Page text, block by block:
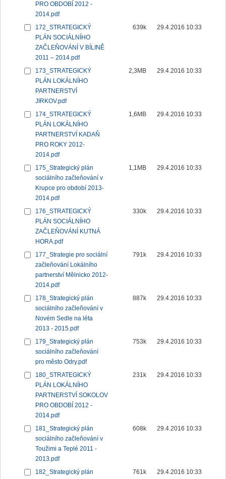
PRO OBDOBÍ 2012 -
2014.pdf
172_STRATEGICKÝ
PLÁN SOCIÁLNÍHO
ZAČLEŇOVÁNÍ V BÍLINĚ
2011 – 2014.pdf
639k 29.4.2016 10:33
173_STRATEGICKÝ
PLÁN LOKÁLNÍHO
PARTNERSTVÍ
JIRKOV.pdf
2,3MB 29.4.2016 10:33
174_STRATEGICKÝ
PLÁN LOKÁLNÍHO
PARTNERSTVÍ KADAŇ
PRO ROKY 2012-
2014.pdf
1,6MB 29.4.2016 10:33
175_Strategický plán
sociálního začleňování v
Krupce pro období 2013-
2014.pdf
1,1MB 29.4.2016 10:33
176_STRATEGICKÝ
PLÁN SOCIÁLNÍHO
ZAČLEŇOVÁNÍ KUTNÁ
HORA.pdf
330k 29.4.2016 10:33
177_Strategie pro sociální
začleňování Lokálního
partnerství Mělnicko 2012-
2014.pdf
791k 29.4.2016 10:33
178_Strategický plán
sociálního začleňování v
Novém Sedle na léta
2013 - 2015.pdf
887k 29.4.2016 10:33
179_Strategický plán
sociálního začleňování
pro město Odry.pdf
753k 29.4.2016 10:33
180_STRATEGICKÝ
PLÁN LOKÁLNÍHO
PARTNERSTVÍ SOKOLOV
PRO OBDOBÍ 2012 -
2014.pdf
231k 29.4.2016 10:33
181_Strategický plán
sociálního začleňování v
Toužimi a Teplé 2011 -
2013.pdf
608k 29.4.2016 10:33
182_Strategický plán
761k 29.4.2016 10:33